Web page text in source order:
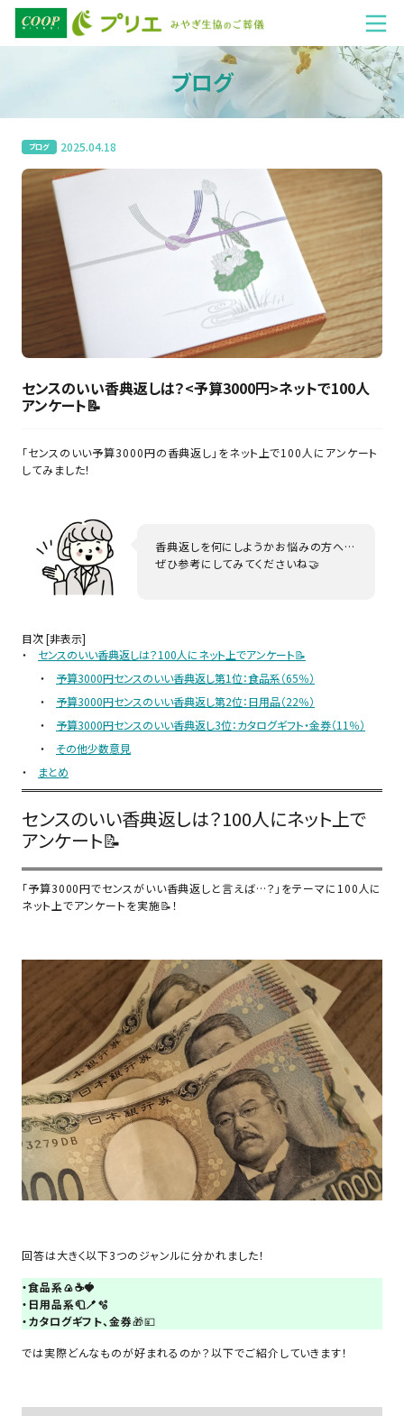
ブログ
ブログ 2025.04.18
センスのいい香典返しは？<予算3000円>ネットで100人
アンケート📝
「センスのいい予算3000円の香典返し」をネット上で100人にアンケート
してみました！
香典返しを何にしようかお悩みの方へ…
ぜひ参考にしてみてくださいね🤝
目次[非表示]
センスのいい香典返しは？100人にネット上でアンケート📝
予算3000円センスのいい香典返し第1位：食品系（65％）
予算3000円センスのいい香典返し第2位：日用品（22％）
予算3000円センスのいい香典返し3位：カタログギフト・金券（11％）
その他少数意見
まとめ
センスのいい香典返しは？100人にネット上で
アンケート📝
「予算3000円でセンスがいい香典返しと言えば…？」をテーマに100人に
ネット上でアンケートを実施📝！
回答は大きく以下3つのジャンルに分かれました！
・食品系🍙☕🍓
・日用品系🧻🪥🫧
・カタログギフト、金券🎁💴
では実際どんなものが好まれるのか？以下でご紹介していきます！